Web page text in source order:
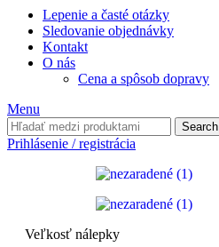
Lepenie a časté otázky
Sledovanie objednávky
Kontakt
O nás
Cena a spôsob dopravy
Menu
Search
Prihlásenie / registrácia
Veľkosť nálepky